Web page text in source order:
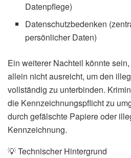
Datenpflege)
Datenschutzbedenken
persönlicher Daten)
Ein weiterer Nachteil könnte
allein nicht ausreicht, um den
vollständig zu unterbinden.
die Kennzeichnungspflicht zu
durch gefälschte Papiere oder
Kennzeichnung.
💡 Technischer Hintergrund